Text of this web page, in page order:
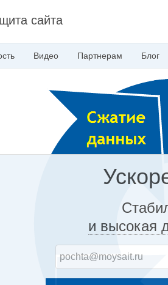
сайта
Видео Партнерам Блог
и высокая